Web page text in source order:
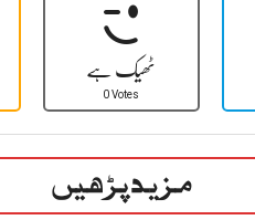
ٹھیک ہے
0 Votes
مزید پڑھیں